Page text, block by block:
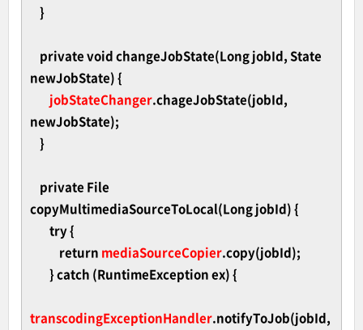
}
private void changeJobState(Long jobId, State
newJobState) {
jobStateChanger.chageJobState(jobId,
newJobState);
}
private File
copyMultimediaSourceToLocal(Long jobId) {
try {
return mediaSourceCopier.copy(jobId);
} catch (RuntimeException ex) {
transcodingExceptionHandler.notifyToJob(jobId,